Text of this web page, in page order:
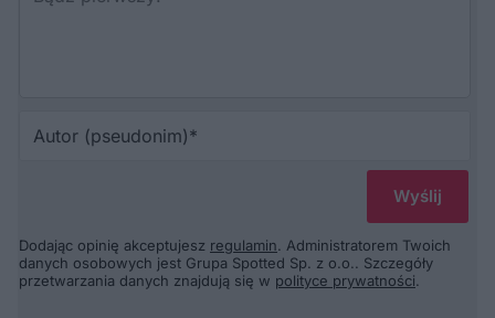
Dodając opinię akceptujesz regulamin. Administratorem Twoich
danych osobowych jest Grupa Spotted Sp. z o.o.. Szczegóły
przetwarzania danych znajdują się w polityce prywatności.